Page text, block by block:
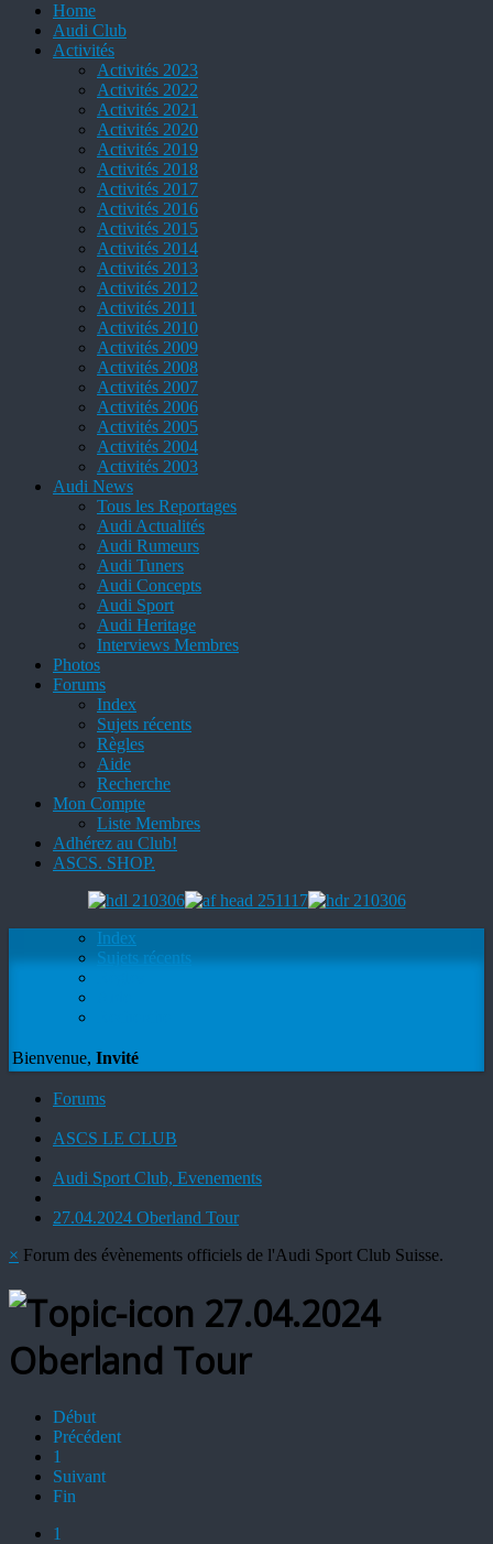
Home
Audi Club
Activités
Activités 2023
Activités 2022
Activités 2021
Activités 2020
Activités 2019
Activités 2018
Activités 2017
Activités 2016
Activités 2015
Activités 2014
Activités 2013
Activités 2012
Activités 2011
Activités 2010
Activités 2009
Activités 2008
Activités 2007
Activités 2006
Activités 2005
Activités 2004
Activités 2003
Audi News
Tous les Reportages
Audi Actualités
Audi Rumeurs
Audi Tuners
Audi Concepts
Audi Sport
Audi Heritage
Interviews Membres
Photos
Forums
Index
Sujets récents
Règles
Aide
Recherche
Mon Compte
Liste Membres
Adhérez au Club!
ASCS. SHOP.
Index
Sujets récents
Bienvenue, Invité
Forums
ASCS LE CLUB
Audi Sport Club, Evenements
27.04.2024 Oberland Tour
× Forum des évènements officiels de l'Audi Sport Club Suisse.
27.04.2024
Oberland Tour
Début
Précédent
1
Suivant
Fin
1